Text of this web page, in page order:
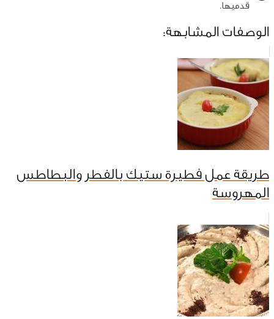
قدميها.
الوصفات المشابهة:
طريقة عمل فطيرة ستيك بالفطر والبطاطس
المهروسة